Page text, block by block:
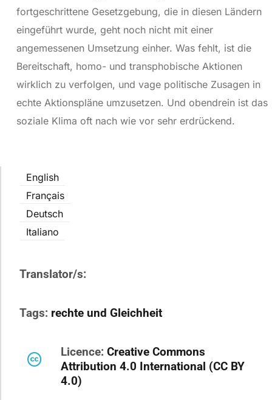
fortgeschrittene Gesetzgebung, die in diesen Ländern
eingeführt wurde, geht noch nicht mit einer
angemessenen Umsetzung einher. Was fehlt, ist die
Bereitschaft, homo- und transphobische Aktionen
wirklich zu verfolgen, und vage politische Zusagen in
echte Aktionspläne umzusetzen. Und obendrein ist das
soziale Klima oft nach wie vor sehr erdrückend.
English
Français
Deutsch
Italiano
Translator/s:
Tags: rechte und Gleichheit
Licence: Creative Commons
Attribution 4.0 International (CC BY
4.0)